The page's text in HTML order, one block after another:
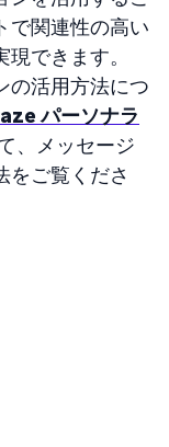
で関連性の高い
できます。
の活用方法につ
パーソナラ
、メッセージ
をご覧くださ